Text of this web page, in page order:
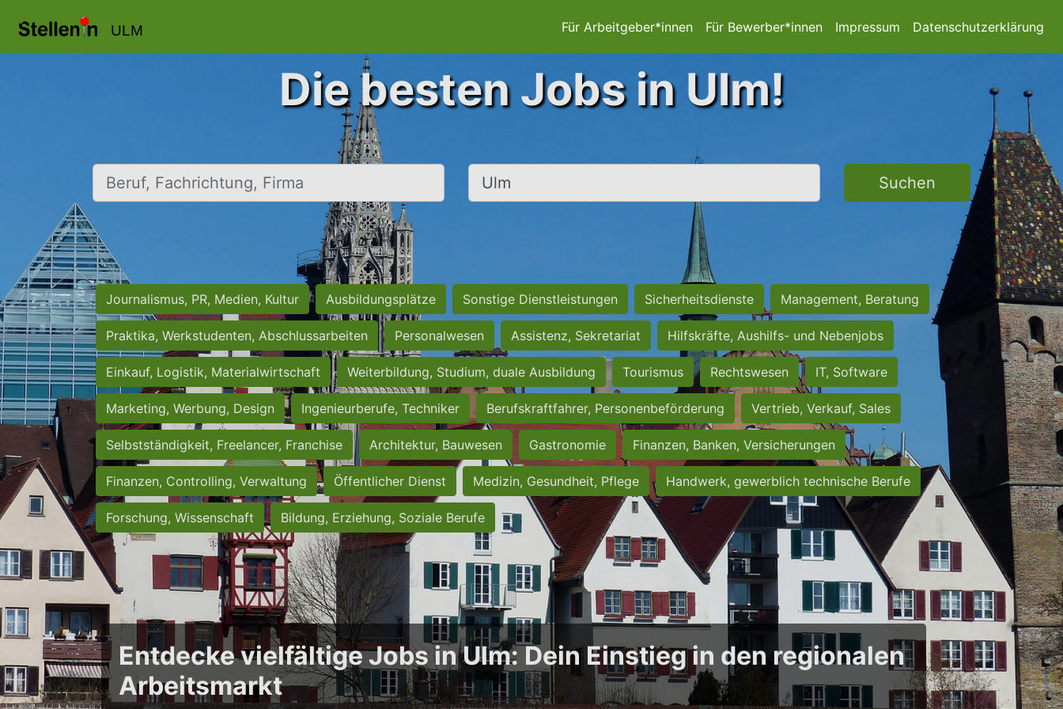
ULM Für Arbeitgeber*innen Für Bewerber*innen Impressum Datenschutzerklärung
Die besten Jobs in Ulm!
Beruf, Fachrichtung, Firma Ort, Stadt Suchen
Journalismus, PR, Medien, Kultur Ausbildungsplätze Sonstige Dienstleistungen Sicherheitsdienste Management, Beratung
Praktika, Werkstudenten, Abschlussarbeiten Personalwesen Assistenz, Sekretariat Hilfskräfte, Aushilfs- und Nebenjobs
Einkauf, Logistik, Materialwirtschaft Weiterbildung, Studium, duale Ausbildung Tourismus Rechtswesen IT, Software
Marketing, Werbung, Design Ingenieurberufe, Techniker Berufskraftfahrer, Personenbeförderung Vertrieb, Verkauf, Sales
Selbstständigkeit, Freelancer, Franchise Architektur, Bauwesen Gastronomie Finanzen, Banken, Versicherungen
Finanzen, Controlling, Verwaltung Öffentlicher Dienst Medizin, Gesundheit, Pflege Handwerk, gewerblich technische Berufe
Forschung, Wissenschaft Bildung, Erziehung, Soziale Berufe
Entdecke vielfältige Jobs in Ulm: Dein Einstieg in den regionalen
Arbeitsmarkt